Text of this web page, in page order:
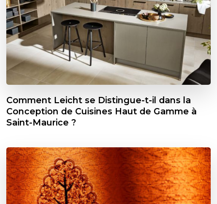
Comment Leicht se Distingue-t-il dans la
Conception de Cuisines Haut de Gamme à
Saint-Maurice ?